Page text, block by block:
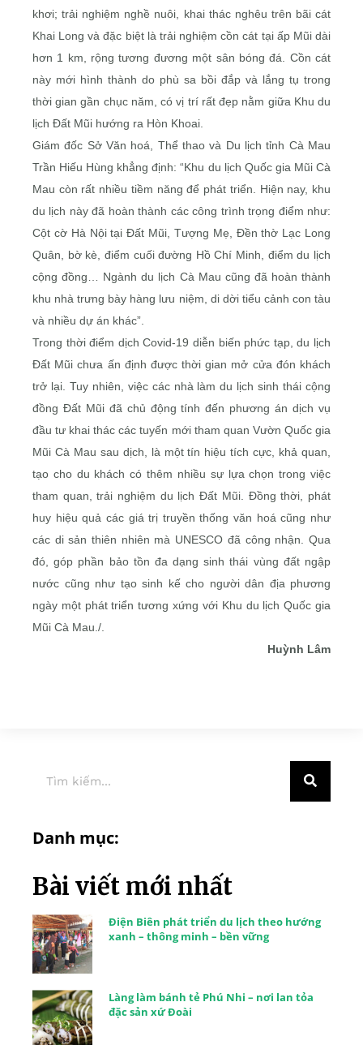
khơi; trải nghiệm nghề nuôi, khai thác nghêu trên bãi cát
Khai Long và đặc biệt là trải nghiệm cồn cát tại ấp Mũi dài
hơn 1 km, rộng tương đương một sân bóng đá. Cồn cát
này mới hình thành do phù sa bồi đắp và lắng tụ trong
thời gian gần chục năm, có vị trí rất đẹp nằm giữa Khu du
lịch Ðất Mũi hướng ra Hòn Khoai.
Giám đốc Sở Văn hoá, Thể thao và Du lịch tỉnh Cà Mau
Trần Hiếu Hùng khẳng định: “Khu du lịch Quốc gia Mũi Cà
Mau còn rất nhiều tiềm năng để phát triển. Hiện nay, khu
du lịch này đã hoàn thành các công trình trọng điểm như:
Cột cờ Hà Nội tại Ðất Mũi, Tượng Mẹ, Ðền thờ Lạc Long
Quân, bờ kè, điểm cuối đường Hồ Chí Minh, điểm du lịch
cộng đồng… Ngành du lịch Cà Mau cũng đã hoàn thành
khu nhà trưng bày hàng lưu niệm, di dời tiểu cảnh con tàu
và nhiều dự án khác”.
Trong thời điểm dịch Covid-19 diễn biến phức tạp, du lịch
Ðất Mũi chưa ấn định được thời gian mở cửa đón khách
trở lại. Tuy nhiên, việc các nhà làm du lịch sinh thái cộng
đồng Ðất Mũi đã chủ động tính đến phương án dịch vụ
đầu tư khai thác các tuyến mới tham quan Vườn Quốc gia
Mũi Cà Mau sau dịch, là một tín hiệu tích cực, khả quan,
tạo cho du khách có thêm nhiều sự lựa chọn trong việc
tham quan, trải nghiệm du lịch Ðất Mũi. Ðồng thời, phát
huy hiệu quả các giá trị truyền thống văn hoá cũng như
các di sản thiên nhiên mà UNESCO đã công nhận. Qua
đó, góp phần bảo tồn đa dạng sinh thái vùng đất ngập
nước cũng như tạo sinh kế cho người dân địa phương
ngày một phát triển tương xứng với Khu du lịch Quốc gia
Mũi Cà Mau./.
Huỳnh Lâm
Danh mục:
Bài viết mới nhất
Điện Biên phát triển du lịch theo hướng
xanh – thông minh – bền vững
Làng làm bánh tẻ Phú Nhi – nơi lan tỏa
đặc sản xứ Đoài